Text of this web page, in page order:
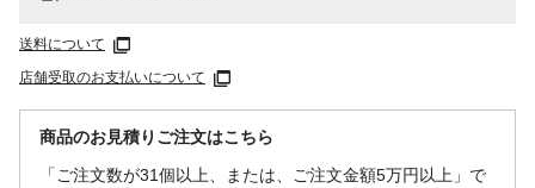
送料について
店舗受取のお支払いについて
商品のお見積りご注文はこちら
「ご注文数が31個以上、または、ご注文金額5万円以上」で